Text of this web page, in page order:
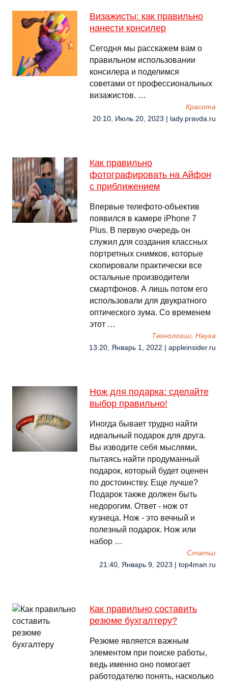
Визажисты: как правильно
нанести консилер
Сегодня мы расскажем вам о
правильном использовании
консилера и поделимся
советами от профессиональных
визажистов. …
Красота
20:10, Июль 20, 2023 | lady.pravda.ru
Как правильно
фотографировать на Айфон
с приближением
Впервые телефото-объектив
появился в камере iPhone 7
Plus. В первую очередь он
служил для создания классных
портретных снимков, которые
скопировали практически все
остальные производители
смартфонов. А лишь потом его
использовали для двукратного
оптического зума. Со временем
этот …
Технологии, Наука
13:20, Январь 1, 2022 | appleinsider.ru
Нож для подарка: сделайте
выбор правильно!
Иногда бывает трудно найти
идеальный подарок для друга.
Вы изводите себя мыслями,
пытаясь найти продуманный
подарок, который будет оценен
по достоинству. Еще лучше?
Подарок также должен быть
недорогим. Ответ - нож от
кузнеца. Нож - это вечный и
полезный подарок. Нож или
набор …
Cтатьи
21:40, Январь 9, 2023 | top4man.ru
Как правильно составить
резюме бухгалтеру?
Резюме является важным
элементом при поиске работы,
ведь именно оно помогает
работодателю понять, насколько